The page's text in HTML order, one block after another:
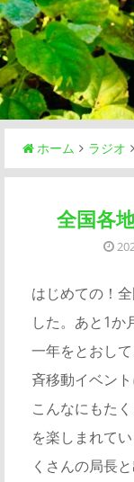
ホーム ラジオ
全国各
はじめての！
した。あと1か
一年をとおし
斉移動イベン
こんなにもた
を楽しまれて
くさんの局長